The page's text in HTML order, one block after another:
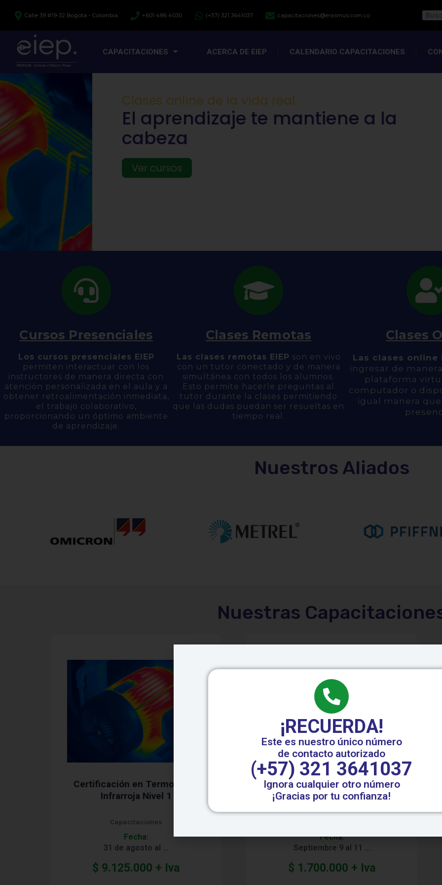
contenido
Calle 39 #19-32 Bogotá - Colombia +601 486 4030 (+57) 321 3641037 capacitaciones@erasmus.com.co
CAPACITACIONES ACERCA DE EIEP CALENDARIO CAPACITACIONES
Clases online de la vida real.
El aprendizaje te mantiene a la
cabeza
Ver cursos
Cursos Presenciales
Los cursos presenciales EIEP
permiten interactuar con los
instructores de manera directa con
atención personalizada en el aula y a
obtener retroalimentación inmediata,
el trabajo colaborativo,
proporcionando un óptimo ambiente
de aprendizaje.
Clases Remotas
Las clases remotas EIEP son en vivo
con un tutor conectado y de manera
simultánea con todos los alumnos.
Esto permite hacerle preguntas al
tutor durante la clases permitiendo
que las dudas puedan ser resueltas en
tiempo real.
Clases
Las clases online
ingresar de
plataforma
computador o
igual manera
Nuestros Aliados
Nuestras
Certificación en Termografía
Infrarroja Nivel 1
Capacitaciones
Fecha:
31 de agosto al …
$ 9.125.000 + Iva
Protecciones Electricas Nivel 2
Fecha:
Septiembre 9 al 11 …
$ 1.700.000 + Iva
¡RECUERDA!
Este es nuestro único número
de contacto autorizado
(+57) 321 3641037
Ignora cualquier otro número
¡Gracias por tu confianza!